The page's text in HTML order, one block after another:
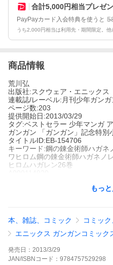
合計5,000円相当プレゼン
PayPayカード入会特典を使うと
うち2,000円相当は利用先・期間限定。他
商品情報
荒川弘
出版社:スクウェア・エニックス
連載誌/レーベル:月刊少年ガンガ
ページ数:203
提供開始日:2013/03/29
タグ:ベストセラー 少年マンガ
ガンガン 「ガンガン」記念特別
タイトルID:EB-154706
キーワード:鋼の錬金術師ハガネ
ワヒロム鋼の錬金術師ハガネノ
ヒロムハガレン26巻
ガン
「ガンガン」記念特別小冊子
ついに揃った5人の人柱。国土錬
う…!!神の力を手にしたフラスコ
的な力。そして錬金術を封じら
機に、対抗する術(すべ)は…!
鋼の錬金術師の作品をもっと見る
もっ
本、雑誌、コミック コミッ
エニックス ガンガンコミック
発売日： 2013/3/29
JAN/ISBNコード： 9784757529298